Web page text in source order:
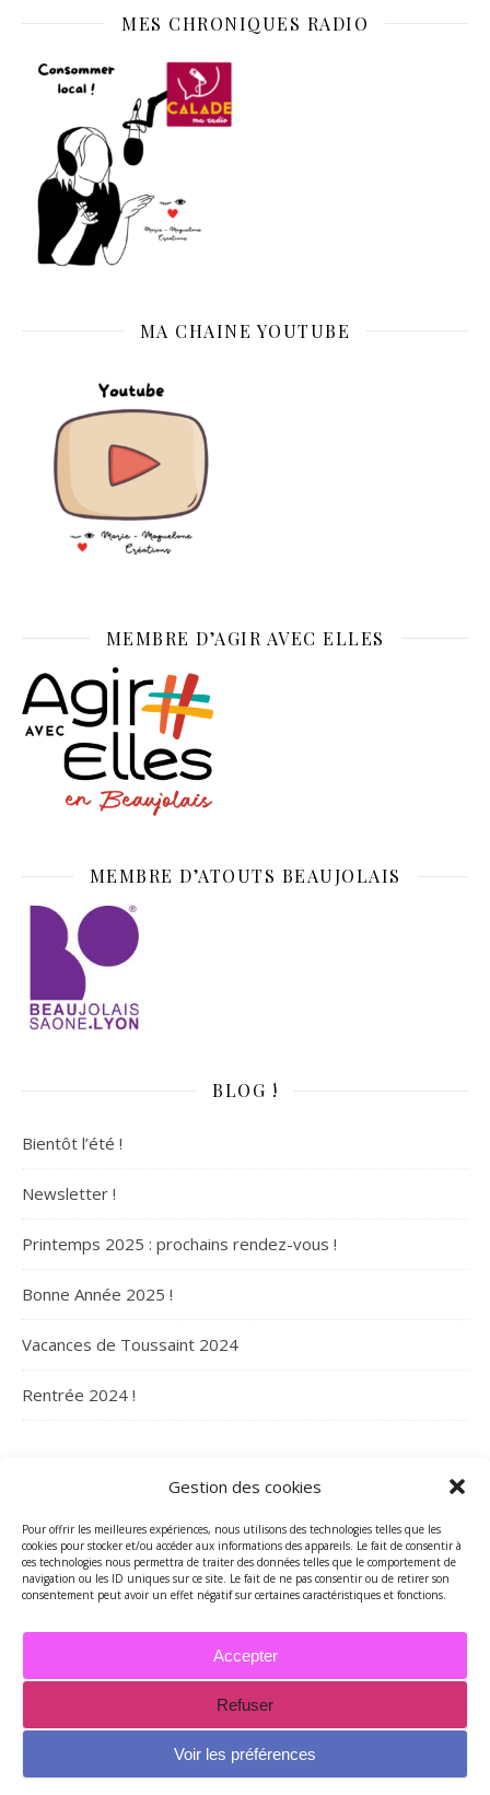
Gestion des cookies
Pour offrir les meilleures expériences, nous utilisons des technologies telles que les
cookies pour stocker et/ou accéder aux informations des appareils. Le fait de consentir à
ces technologies nous permettra de traiter des données telles que le comportement de
navigation ou les ID uniques sur ce site. Le fait de ne pas consentir ou de retirer son
consentement peut avoir un effet négatif sur certaines caractéristiques et fonctions.
Accepter
Refuser
Voir les préférences
MES CHRONIQUES RADIO
MA CHAINE YOUTUBE
MEMBRE D’AGIR AVEC ELLES
MEMBRE D’ATOUTS BEAUJOLAIS
BLOG !
Bientôt l’été !
Newsletter !
Printemps 2025 : prochains rendez-vous !
Bonne Année 2025 !
Vacances de Toussaint 2024
Rentrée 2024 !
ARCHIVES
Archives
2026 - Tous droits réservés - Merci de contacter Marie-Maguelone
mariemcreations@free.fr